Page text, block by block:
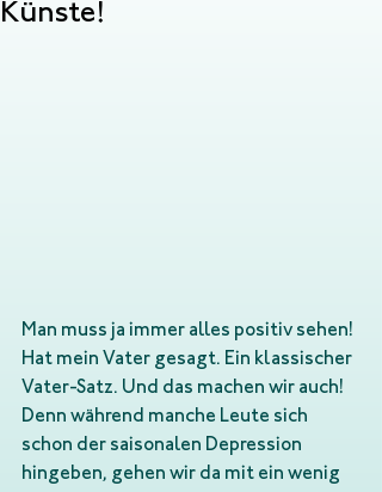
Künste!
Man muss ja immer alles positiv sehen!
Hat mein Vater gesagt. Ein klassischer
Vater-Satz. Und das machen wir auch!
Denn während manche Leute sich
schon der saisonalen Depression
hingeben, gehen wir da mit ein wenig